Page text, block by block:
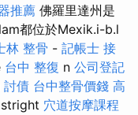
推薦 佛羅里達州是
都位於Mexik.i-b.l
林 整骨 - 記帳士 接
台中 整復 n 公司登記
討債 台中整骨價錢 高
stright 穴道按摩課程